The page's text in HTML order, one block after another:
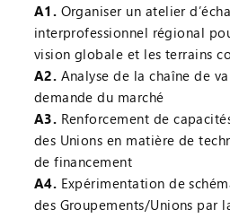
A1. Organiser un atelier
interprofessionnel régional
vision globale et les terrains
A2. Analyse de la chaîne de
demande du marché
A3. Renforcement de
des Unions en matière de
de financement
A4. Expérimentation de
des Groupements/Unions par